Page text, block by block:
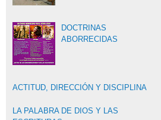
DOCTRINAS
ABORRECIDAS
ACTITUD, DIRECCIÓN Y DISCIPLINA
LA PALABRA DE DIOS Y LAS